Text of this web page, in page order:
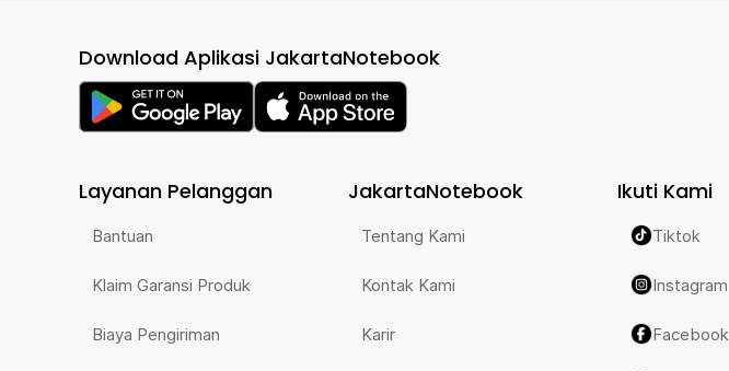
Download Aplikasi JakartaNotebook
Layanan Pelanggan
Bantuan
Klaim Garansi Produk
Biaya Pengiriman
JakartaNotebook
Tentang Kami
Kontak Kami
Karir
Ikuti Kami
Tiktok
Instagram
Facebook